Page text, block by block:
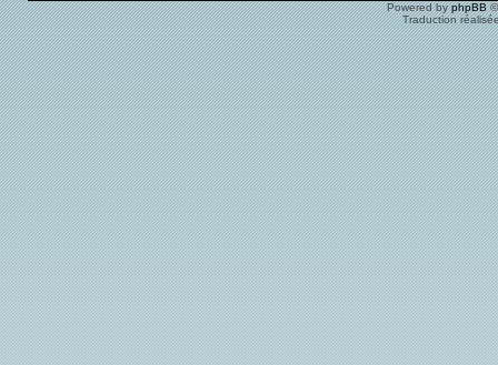
Powered byphpBB©
Traduction